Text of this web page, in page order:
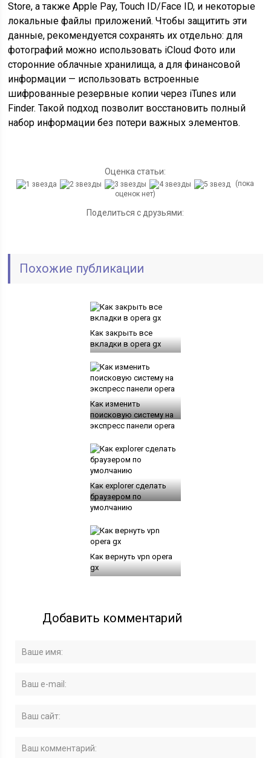
Store, а также Apple Pay, Touch ID/Face ID, и некоторые
локальные файлы приложений. Чтобы защитить эти
данные, рекомендуется сохранять их отдельно: для
фотографий можно использовать iCloud Фото или
сторонние облачные хранилища, а для финансовой
информации — использовать встроенные
шифрованные резервные копии через iTunes или
Finder. Такой подход позволит восстановить полный
набор информации без потери важных элементов.
Оценка статьи:
(пока
оценок нет)
Поделиться с друзьями:
Похожие публикации
Как закрыть все
вкладки в opera gx
Как изменить
поисковую систему на
экспресс панели opera
Как explorer сделать
браузером по
умолчанию
Как вернуть vpn opera
gx
Добавить комментарий